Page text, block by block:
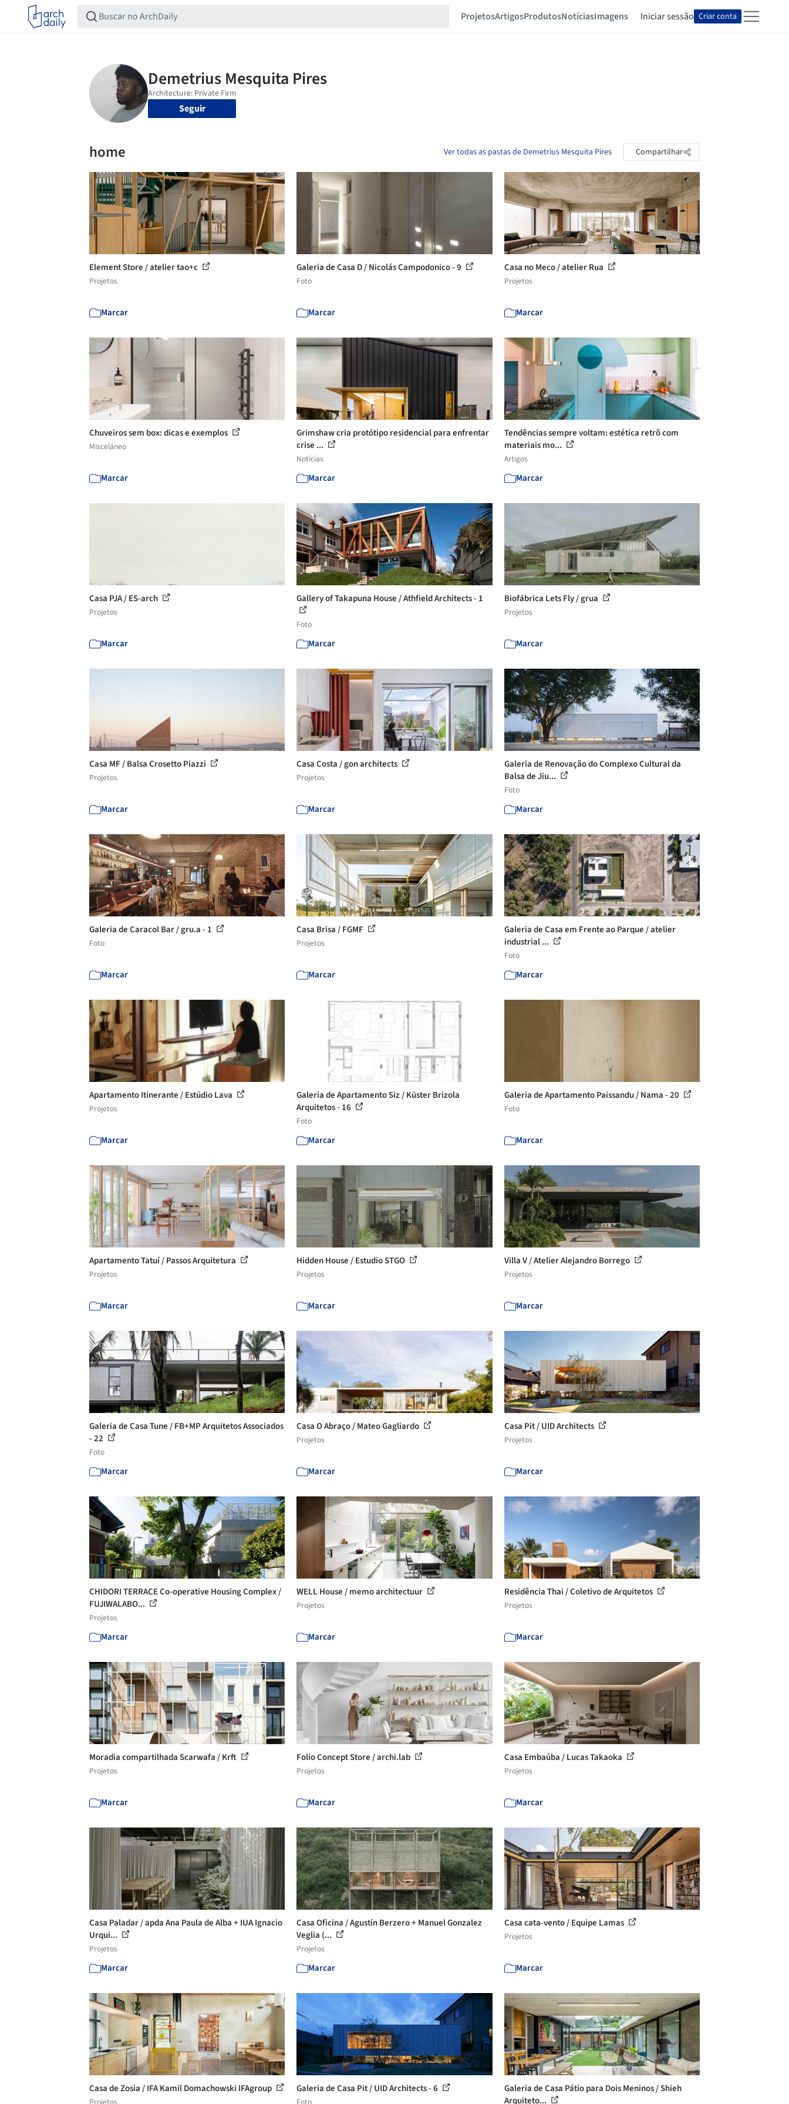
ProjetosArtigosProdutosNotíciasImagens Iniciar sessão Criar conta
Seguir
home Ver todas as pastas de Demetrius Mesquita Pires Compartilhar
Element Store / atelier tao+c
Projetos
Marcar
Galeria de Casa D / Nicolás Campodonico - 9
Foto
Marcar
Casa no Meco / atelier Rua
Projetos
Marcar
Chuveiros sem box: dicas e exemplos
Misceláneo
Marcar
Grimshaw cria protótipo residencial para enfrentar
crise ...
Notícias
Marcar
Tendências sempre voltam: estética retrô com
materiais mo...
Artigos
Marcar
Casa PJA / ES-arch
Projetos
Marcar
Gallery of Takapuna House / Athfield Architects - 1
Foto
Marcar
Biofábrica Lets Fly / grua
Projetos
Marcar
Casa MF / Balsa Crosetto Piazzi
Projetos
Marcar
Casa Costa / gon architects
Projetos
Marcar
Galeria de Renovação do Complexo Cultural da
Balsa de Jiu...
Foto
Marcar
Galeria de Caracol Bar / gru.a - 1
Foto
Marcar
Casa Brisa / FGMF
Projetos
Marcar
Galeria de Casa em Frente ao Parque / atelier
industrial ...
Foto
Marcar
Apartamento Itinerante / Estúdio Lava
Projetos
Marcar
Galeria de Apartamento Siz / Küster Brizola
Arquitetos - 16
Foto
Marcar
Galeria de Apartamento Paissandu / Nama - 20
Foto
Marcar
Apartamento Tatuí / Passos Arquitetura
Projetos
Marcar
Hidden House / Estudio STGO
Projetos
Marcar
Villa V / Atelier Alejandro Borrego
Projetos
Marcar
Galeria de Casa Tune / FB+MP Arquitetos Associados
- 22
Foto
Marcar
Casa O Abraço / Mateo Gagliardo
Projetos
Marcar
Casa Pit / UID Architects
Projetos
Marcar
CHIDORI TERRACE Co-operative Housing Complex /
FUJIWALABO...
Projetos
Marcar
WELL House / memo architectuur
Projetos
Marcar
Residência Thai / Coletivo de Arquitetos
Projetos
Marcar
Moradia compartilhada Scarwafa / Krft
Projetos
Marcar
Folio Concept Store / archi.lab
Projetos
Marcar
Casa Embaúba / Lucas Takaoka
Projetos
Marcar
Casa Paladar / apda Ana Paula de Alba + IUA Ignacio
Urqui...
Projetos
Marcar
Casa Oficina / Agustín Berzero + Manuel Gonzalez
Veglia (...
Projetos
Marcar
Casa cata-vento / Equipe Lamas
Projetos
Marcar
Casa de Zosia / IFA Kamil Domachowski IFAgroup Galeria de Casa Pit / UID Architects - 6
Galeria de Casa Pátio para Dois Meninos / Shieh
Arquiteto...